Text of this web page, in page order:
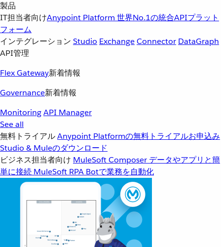
製品
IT担当者向けAnypoint Platform 世界No.1の統合APIプラット
フォーム
インテグレーション Studio ExchangeConnector DataGraph
API管理
Flex Gateway新着情報
Governance新着情報
MonitoringAPI Manager
See all
無料トライアルAnypoint Platformの無料トライアルお申込み
Studio & Muleのダウンロード
ビジネス担当者向け MuleSoft Composer データやアプリと簡
単に接続 MuleSoft RPA Botで業務を自動化